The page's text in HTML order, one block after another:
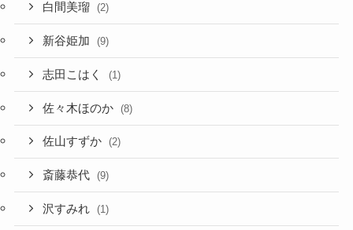
白間美瑠 (2)
新谷姫加 (9)
志田こはく (1)
佐々木ほのか (8)
佐山すずか (2)
斎藤恭代 (9)
沢すみれ (1)